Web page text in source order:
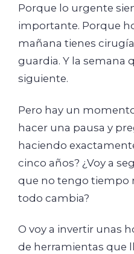
Porque lo urgente
importante. Porque
mañana tienes
guardia. Y la semana
siguiente.
Pero hay un
hacer una pausa y
haciendo
cinco años? ¿Voy a
que no tengo tiempo
todo cambia?
O voy a invertir unas
de herramientas que